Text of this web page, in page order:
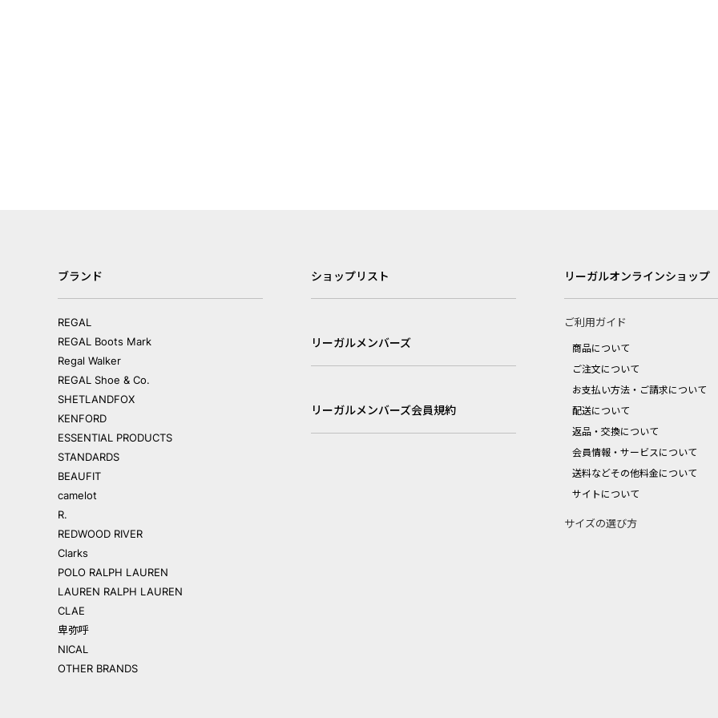
ブランド
REGAL
REGAL Boots Mark
Regal Walker
REGAL Shoe & Co.
SHETLANDFOX
KENFORD
ESSENTIAL PRODUCTS
STANDARDS
BEAUFIT
camelot
R.
REDWOOD RIVER
Clarks
POLO RALPH LAUREN
LAUREN RALPH LAUREN
CLAE
卑弥呼
NICAL
OTHER BRANDS
ショップリスト
リーガルメンバーズ
リーガルメンバーズ会員規約
リーガルオンラインショップ
ご利用ガイド
商品について
ご注文について
お支払い方法・ご請求について
配送について
返品・交換について
会員情報・サービスについて
送料などその他料金について
サイトについて
サイズの選び方